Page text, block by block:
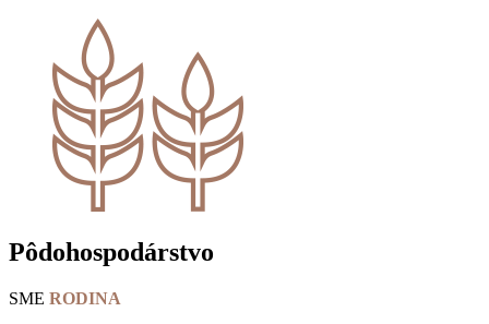
Pôdohospodárstvo
SME RODINA